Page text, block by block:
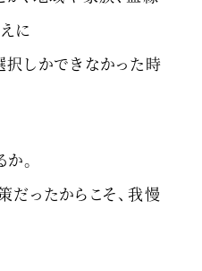
に
しかできなかった時
。
ったからこそ、我慢